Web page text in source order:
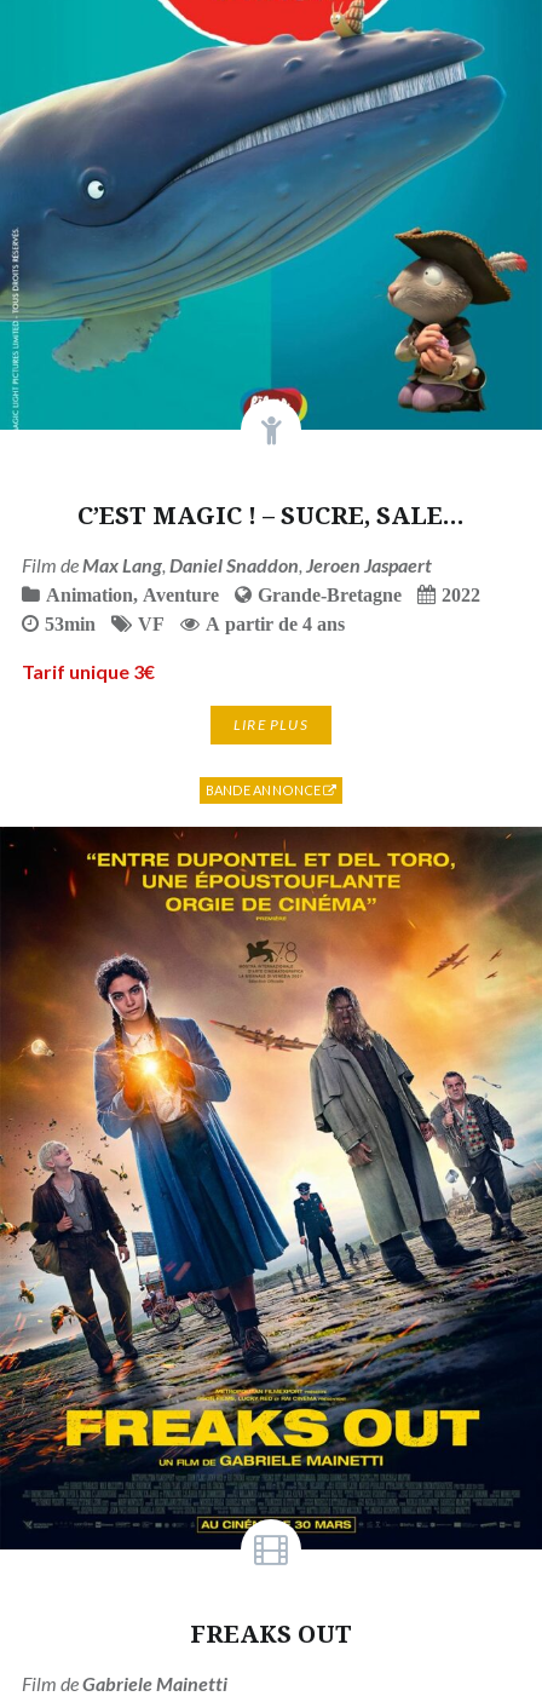
C’EST MAGIC ! – SUCRE, SALE…
Film de Max Lang, Daniel Snaddon Jeroen Jaspaert
Animation, Aventure Grande-Bretagne
2022
53min
VF A partir de 4 ans
Tarif unique 3€
LIRE PLUS
BANDE ANNONCE
FREAKS OUT
Film deGabriele Mainetti